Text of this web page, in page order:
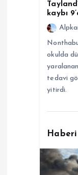
kaybı
okulda
tedavi
yitirdi.